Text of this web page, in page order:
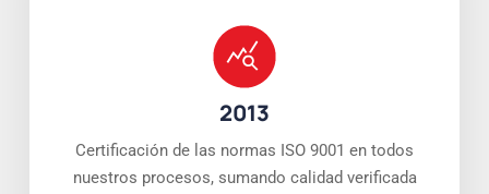
2013
Certificación de las normas ISO 9001 en todos
nuestros procesos, sumando calidad verificada